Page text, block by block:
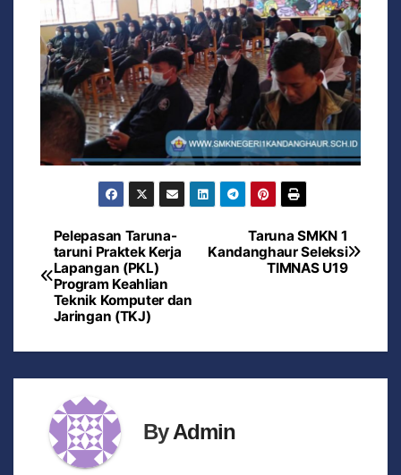
Taruna SMKN 1
Kandanghaur Seleksi
TIMNAS U19
Pelepasan Taruna-
taruni Praktek Kerja
Lapangan (PKL)
Program Keahlian
Teknik Komputer dan
Jaringan (TKJ)
ByAdmin